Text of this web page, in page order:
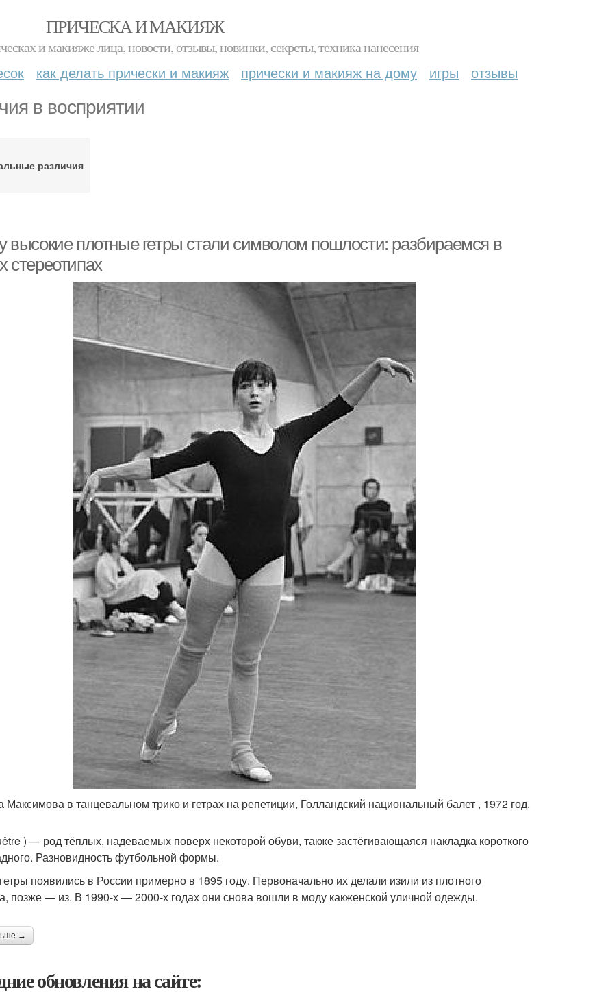
ПРИЧЕСКА И МАКИЯЖ
и макияже лица, новости, отзывы, новинки, секреты, техника нанесения
как делать прически и макияж прически и макияж на дому игры отзывы
в восприятии
различия
высокие плотные гетры стали символом пошлости: разбираемся в
стереотипах
Максимова в танцевальном трико и гетрах на репетиции, Голландский национальный балет , 1972 год.
) — род тёплых, надеваемых поверх некоторой обуви, также застёгивающаяся накладка короткого
Разновидность футбольной формы.
появились в России примерно в 1895 году. Первоначально их делали изили из плотного
позже — из. В 1990-х — 2000-х годах они снова вошли в моду какженской уличной одежды.
→
обновления на сайте: